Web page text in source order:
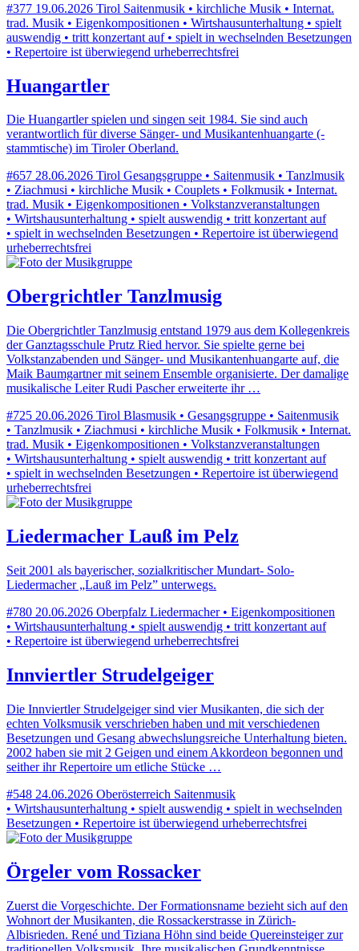
#377 19.06.2026 Tirol Saitenmusik • kirchliche Musik • Internat.
trad. Musik • Eigenkompositionen • Wirtshausunterhaltung • spielt
auswendig • tritt konzertant auf • spielt in wechselnden Besetzungen
• Repertoire ist überwiegend urheberrechtsfrei
Huangartler
Die Huangartler spielen und singen seit 1984. Sie sind auch
verantwortlich für diverse Sänger- und Musikantenhuangarte (-
stammtische) im Tiroler Oberland.
#657 28.06.2026 Tirol Gesangsgruppe • Saitenmusik • Tanzlmusik
• Ziachmusi • kirchliche Musik • Couplets • Folkmusik • Internat.
trad. Musik • Eigenkompositionen • Volkstanzveranstaltungen
• Wirtshausunterhaltung • spielt auswendig • tritt konzertant auf
• spielt in wechselnden Besetzungen • Repertoire ist überwiegend
urheberrechtsfrei
Obergrichtler Tanzlmusig
Die Obergrichtler Tanzlmusig entstand 1979 aus dem Kollegenkreis
der Ganztagsschule Prutz Ried hervor. Sie spielte gerne bei
Volkstanzabenden und Sänger- und Musikantenhuangarte auf, die
Maik Baumgartner mit seinem Ensemble organisierte. Der damalige
musikalische Leiter Rudi Pascher erweiterte ihr …
#725 20.06.2026 Tirol Blasmusik • Gesangsgruppe • Saitenmusik
• Tanzlmusik • Ziachmusi • kirchliche Musik • Folkmusik • Internat.
trad. Musik • Eigenkompositionen • Volkstanzveranstaltungen
• Wirtshausunterhaltung • spielt auswendig • tritt konzertant auf
• spielt in wechselnden Besetzungen • Repertoire ist überwiegend
urheberrechtsfrei
Liedermacher Lauß im Pelz
Seit 2001 als bayerischer, sozialkritischer Mundart- Solo-
Liedermacher „Lauß im Pelz” unterwegs.
#780 20.06.2026 Oberpfalz Liedermacher • Eigenkompositionen
• Wirtshausunterhaltung • spielt auswendig • tritt konzertant auf
• Repertoire ist überwiegend urheberrechtsfrei
Innviertler Strudelgeiger
Die Innviertler Strudelgeiger sind vier Musikanten, die sich der
echten Volksmusik verschrieben haben und mit verschiedenen
Besetzungen und Gesang abwechslungsreiche Unterhaltung bieten.
2002 haben sie mit 2 Geigen und einem Akkordeon begonnen und
seither ihr Repertoire um etliche Stücke …
#548 24.06.2026 Oberösterreich Saitenmusik
• Wirtshausunterhaltung • spielt auswendig • spielt in wechselnden
Besetzungen • Repertoire ist überwiegend urheberrechtsfrei
Örgeler vom Rossacker
Zuerst die Vorgeschichte. Der Formationsname bezieht sich auf den
Wohnort der Musikanten, die Rossackerstrasse in Zürich-
Albisrieden. René und Tiziana Höhn sind beide Quereinsteiger zur